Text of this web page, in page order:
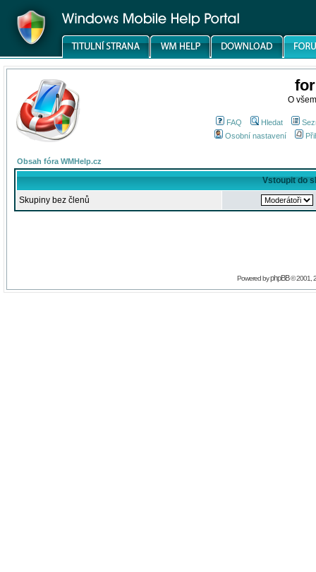
O
FAQ Hledat
Osobní nastavení
Obsah fóra WMHelp.cz
Vstoupit do
Skupiny bez členů
Powered byphpBB© 2001,